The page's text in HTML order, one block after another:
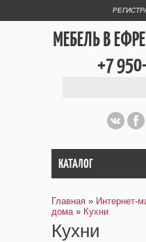
МЕБЕЛЬ В
+7
КАТАЛОГ
Главная » Интернет-
дома » Кухни
Кухни